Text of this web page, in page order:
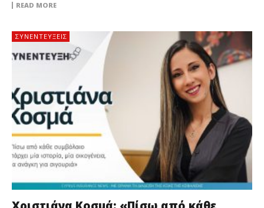
READ MORE
ΣΥΝΕΝΤΕΎΞΕΙΣ